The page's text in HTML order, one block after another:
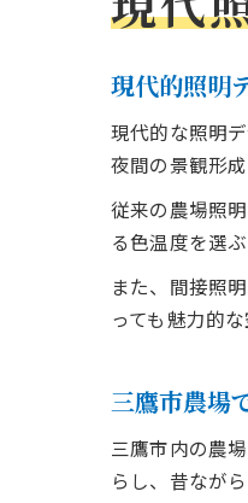
現代的照明
現代的な照明
夜間の景観形
従来の農場照
る色温度を選
また、間接照
っても魅力的
三鷹市農場
三鷹市内の農
らし、昔なが